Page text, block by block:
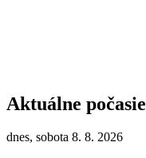
Aktuálne počasie
dnes, sobota 8. 8. 2026